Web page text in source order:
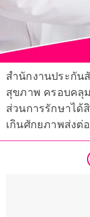
สำนักงานประกั
สุขภาพ ครอบคลุ
ส่วนการรักษาได้
เกินศักยภาพส่ง